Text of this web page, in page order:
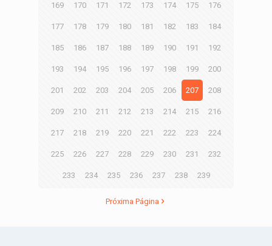
169 170 171 172 173 174 175 176
177 178 179 180 181 182 183 184
185 186 187 188 189 190 191 192
193 194 195 196 197 198 199 200
201 202 203 204 205 206 207 208
209 210 211 212 213 214 215 216
217 218 219 220 221 222 223 224
225 226 227 228 229 230 231 232
233 234 235 236 237 238 239
Próxima Página